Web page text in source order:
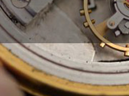
后服务网络优化升级公告